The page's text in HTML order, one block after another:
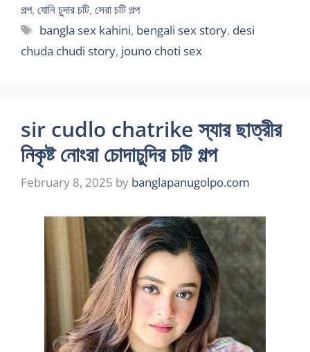
গল্প, যোনি চুদার চটি, সেরা চটি গল্প
Tags
bangla sex kahini, bengali sex story, desi
chuda chudi story, jouno choti sex
sir cudlo chatrike স্যার ছাত্রীর
নিকৃষ্ট নোংরা চোদাচুদির চটি গল্প
February 8, 2025 by banglapanugolpo.com